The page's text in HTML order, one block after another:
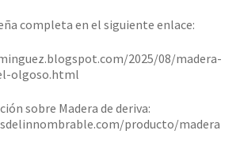
completa en el siguiente enlace:
2025/08/madera-
olgoso.html
sobre Madera de deriva:
producto/madera